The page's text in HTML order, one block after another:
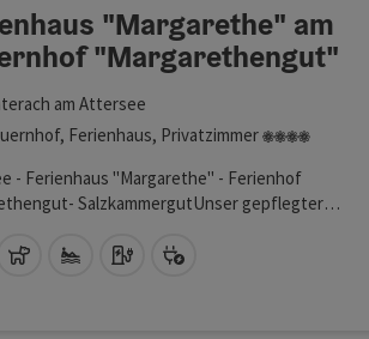
"Margarethe" am
"Margarethengut"
am Attersee
Ferienhaus, Privatzimmer
4 Blumen
- Ferienhaus "Margarethe" - Ferienhof
SalzkammergutUnser gepflegter
Anhöhe oberhalb des Attersees, mit herrlichem
(kostenlos)
Haustiere erlaubt
Eigener Badeplatz
Auto Ladestation